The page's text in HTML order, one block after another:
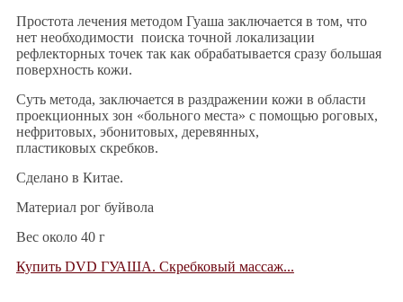
Простота лечения методом Гуаша заключается в том, что
нет необходимости поиска точной локализации
рефлекторных точек так как обрабатывается сразу большая
поверхность кожи.
Суть метода, заключается в раздражении кожи в области
проекционных зон «больного места» с помощью роговых,
нефритовых, эбонитовых, деревянных,
пластиковых скребков.
Сделано в Китае.
Материал рог буйвола
Вес около 40 г
Купить DVD ГУАША. Скребковый массаж...